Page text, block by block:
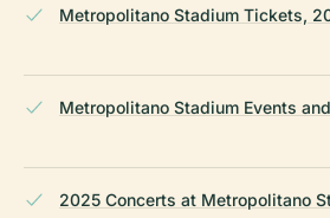
Metropolitano Stadium Tickets,
Metropolitano Stadium Events
2025 Concerts at Metropolitano